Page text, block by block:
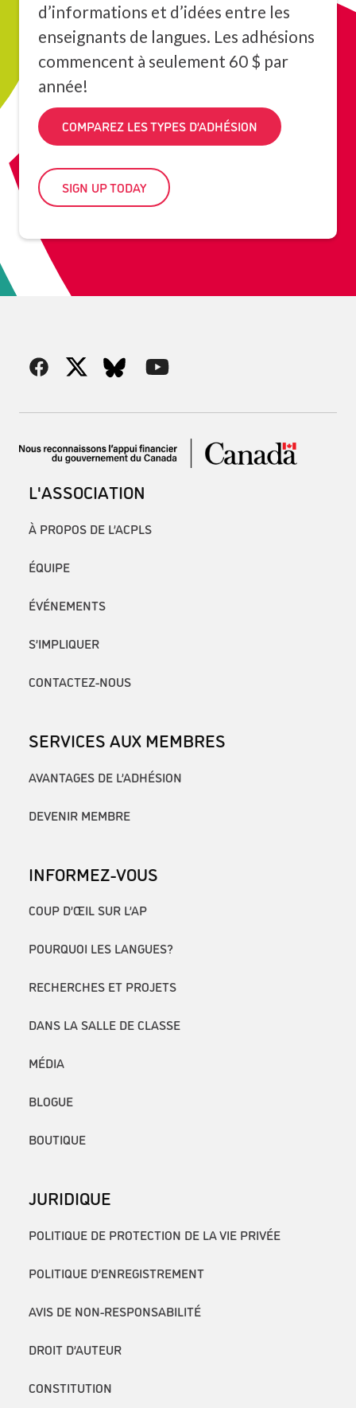
d’informations et d’idées entre les
enseignants de langues. Les adhésions
commencent à seulement 60 $ par
année!
COMPAREZ LES TYPES D’ADHÉSION
SIGN UP TODAY
L'ASSOCIATION
À PROPOS DE L’ACPLS
ÉQUIPE
ÉVÉNEMENTS
S’IMPLIQUER
CONTACTEZ-NOUS
SERVICES AUX MEMBRES
AVANTAGES DE L’ADHÉSION
DEVENIR MEMBRE
INFORMEZ-VOUS
COUP D’ŒIL SUR L’AP
POURQUOI LES LANGUES?
RECHERCHES ET PROJETS
DANS LA SALLE DE CLASSE
MÉDIA
BLOGUE
BOUTIQUE
JURIDIQUE
POLITIQUE DE PROTECTION DE LA VIE PRIVÉE
POLITIQUE D’ENREGISTREMENT
AVIS DE NON-RESPONSABILITÉ
DROIT D’AUTEUR
CONSTITUTION